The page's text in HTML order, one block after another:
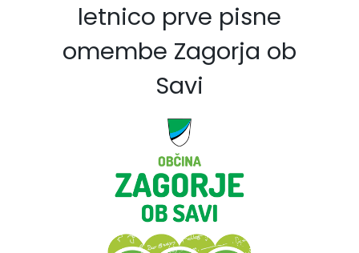
letnico prve pisne
omembe Zagorja ob
Savi